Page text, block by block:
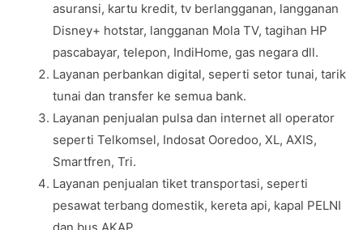
asuransi, kartu kredit, tv berlangganan, langganan
Disney+ hotstar, langganan Mola TV, tagihan HP
pascabayar, telepon, IndiHome, gas negara dll.
Layanan perbankan digital, seperti setor tunai, tarik
tunai dan transfer ke semua bank.
Layanan penjualan pulsa dan internet all operator
seperti Telkomsel, Indosat Ooredoo, XL, AXIS,
Smartfren, Tri.
Layanan penjualan tiket transportasi, seperti
pesawat terbang domestik, kereta api, kapal PELNI